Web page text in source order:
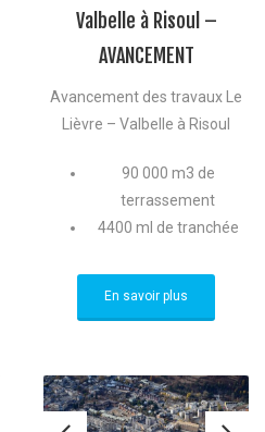
Valbelle à Risoul –
AVANCEMENT
Avancement des travaux Le
Lièvre – Valbelle à Risoul
90 000 m3 de
terrassement
4400 ml de tranchée
En savoir plus